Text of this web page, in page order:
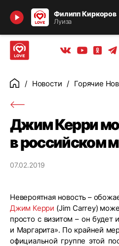
Филипп Киркоров
Луиза
Найти
Вконтакте
Youtube
ГлавнаяНовости Горячие
Джим Керри
в российском
07.02.2019
Невероятная новость –
Джим Керри (Jim Carrey)
просто с визитом – он будет
и Маргарита». По крайней
официальной группе этой